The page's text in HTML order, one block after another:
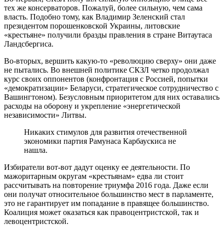
тех же консерваторов. Пожалуй, более сильную, чем сама
власть. Подобно тому, как Владимир Зеленский стал
президентом порошенковской Украины, литовские
«крестьяне» получили бразды правления в стране Витаутаса
Ландсбергиса.
Во-вторых, вершить какую-то «революцию сверху» они даже
не пытались. Во внешней политике СКЗЛ четко продолжал
курс своих оппонентов (конфронтация с Россией, попытки
«демократизации» Беларуси, стратегическое сотрудничество с
Вашингтоном). Безусловным приоритетом для них оставались
расходы на оборону и укрепление «энергетической
независимости» Литвы.
Никаких стимулов для развития отечественной
экономики партия Рамунаса Карбаускиса не
нашла.
Избиратели вот-вот дадут оценку ее деятельности. По
мажоритарным округам «крестьянам» едва ли стоит
рассчитывать на повторение триумфа 2016 года. Даже если
они получат относительное большинство мест в парламенте,
это не гарантирует им попадание в правящее большинство.
Коалиция может оказаться как правоцентристской, так и
левоцентристской.